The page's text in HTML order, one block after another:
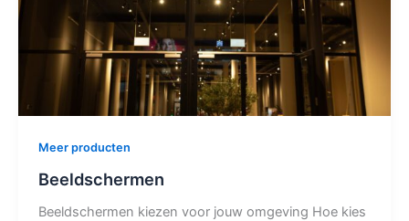
Meer producten
Beeldschermen
Beeldschermen kiezen voor jouw omgeving Hoe kies